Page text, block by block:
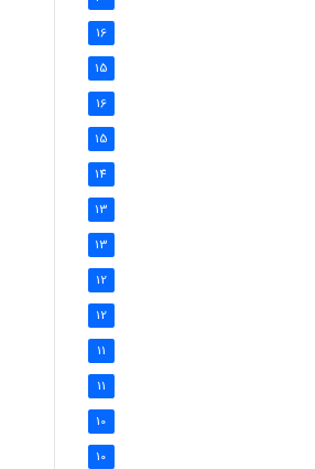
16
15
16
15
14
13
13
12
12
11
11
10
10